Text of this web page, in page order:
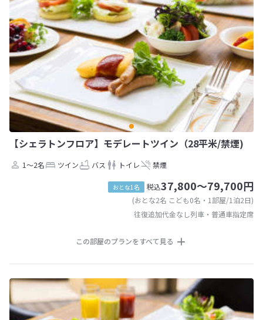
【シェラトンフロア】モデレートツイン（28平米/禁煙)
1～2名 ツイン バス トイレ 禁煙
おとな1名 税込37,800～79,700円
(おとな2名 こども0名・1部屋/1泊2日)
往復追加代金なし列車・普通車指定席
この部屋のプランをすべて見る